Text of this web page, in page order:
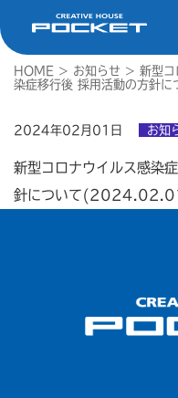
HOME > お知らせ > 新型コ
染症移行後 採用活動の方針
2024年02月01日 お知
新型コロナウイルス感染
針について